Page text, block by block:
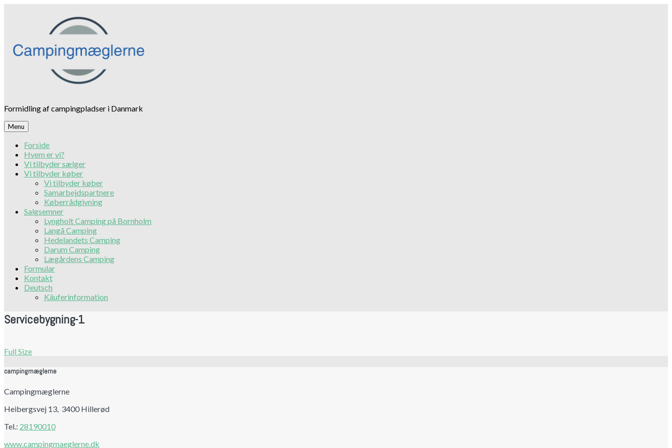
Formidling af campingpladser i Danmark
Menu
Forside
Hvem er vi?
Vi tilbyder sælger
Vi tilbyder køber
Vi tilbyder køber
Samarbejdspartnere
Køberrådgivning
Salgsemner
Lyngholt Camping på Bornholm
Langå Camping
Hedelandets Camping
Darum Camping
Lægårdens Camping
Formular
Kontakt
Deutsch
Käuferinformation
Servicebygning-1
Full Size
campingmæglerne
Campingmæglerne
Heibergsvej 13, 3400 Hillerød
Tel.: 28190010
www.campingmaeglerne.dk